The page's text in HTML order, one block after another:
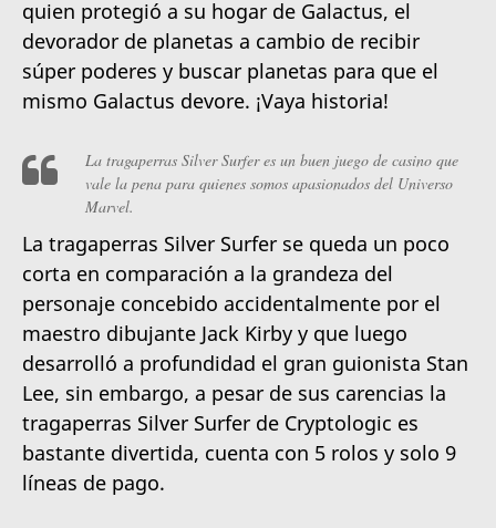
quien protegió a su hogar de Galactus, el
devorador de planetas a cambio de recibir
súper poderes y buscar planetas para que el
mismo Galactus devore. ¡Vaya historia!
La tragaperras Silver Surfer es un buen juego de casino que
vale la pena para quienes somos apasionados del Universo
Marvel.
La tragaperras Silver Surfer se queda un poco
corta en comparación a la grandeza del
personaje concebido accidentalmente por el
maestro dibujante Jack Kirby y que luego
desarrolló a profundidad el gran guionista Stan
Lee, sin embargo, a pesar de sus carencias la
tragaperras Silver Surfer de Cryptologic es
bastante divertida, cuenta con 5 rolos y solo 9
líneas de pago.